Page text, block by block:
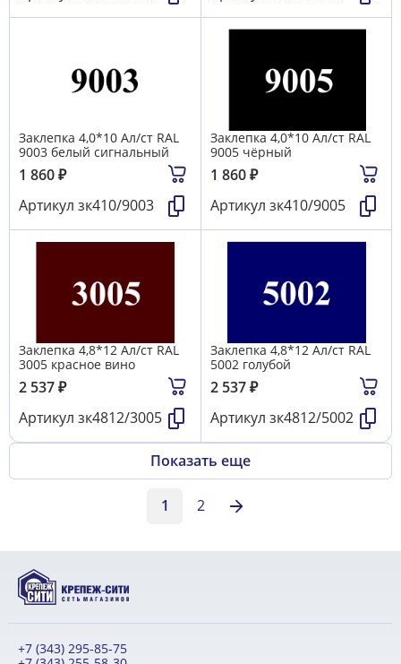
Заклепка 4,0*10 Ал/ст RAL
9003 белый сигнальный
1 860₽
Артикул зк410/9003
Заклепка 4,0*10 Ал/ст RAL
9005 чёрный
1 860₽
Артикул зк410/9005
Заклепка 4,8*12 Ал/ст RAL
3005 красное вино
2 537₽
Артикул зк4812/3005
Заклепка 4,8*12 Ал/ст RAL
5002 голубой
2 537₽
Артикул зк4812/5002
Показать еще
1 2
+7 (343) 295-85-75